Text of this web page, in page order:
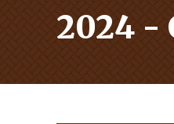
2024 -